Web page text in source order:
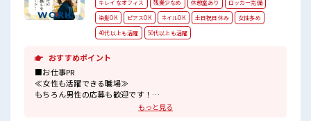
キレイなオフィス
残業少なめ 休憩室あり
ロッカー完備
染髪OK
ピアスOK ネイルOK 土日祝日休み
女性多め
40代以上も活躍
50代以上も活躍
おすすめポイント
■お仕事PR
≪女性も活躍できる職場≫
もちろん男性の応募も歓迎です！
もっと見る